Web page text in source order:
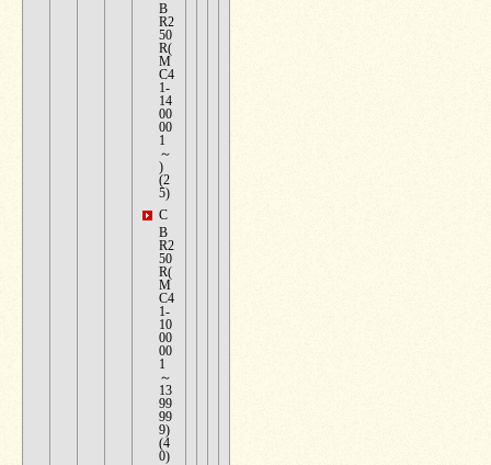
B
R2
50
R(
M
C4
1-
14
00
00
1
～
)
(2
5)
C
B
R2
50
R(
M
C4
1-
10
00
00
1
～
13
99
99
9)
(4
0)